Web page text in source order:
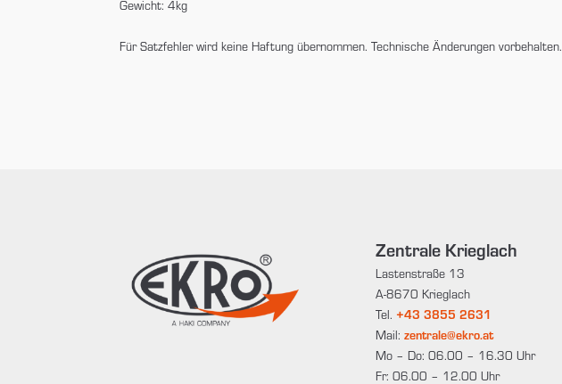
Gewicht: 4kg
Für Satzfehler wird keine Haftung übernommen. Technische Änderungen vorbehalten.
Zentrale Krieglach
Lastenstraße 13
A-8670 Krieglach
Tel. +43 3855 2631
Mail:zentrale@ekro.at
Mo – Do: 06.00 – 16.30 Uhr
Fr: 06.00 – 12.00 Uhr